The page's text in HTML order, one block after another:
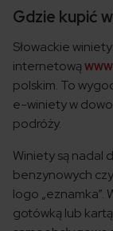
Gdzie kupić
Słowackie
internetową
polskim. To
e-winiety w
podróży.
Winiety są nadal
benzynowych
logo „eznamka”.
gotówką lub